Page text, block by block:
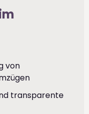
von
transparente